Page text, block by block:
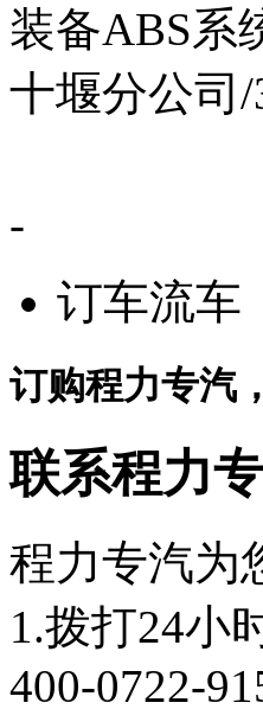
装备ABS系
十堰分公司/
-
订车流车
订购程力专汽
联系程力
程力专汽为
1.拨打24小
400-0722-